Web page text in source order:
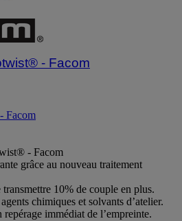
- Facom
Facom
- Facom
grâce au nouveau traitement
10% de couple en plus.
chimiques et solvants d’atelier.
immédiat de l’empreinte.